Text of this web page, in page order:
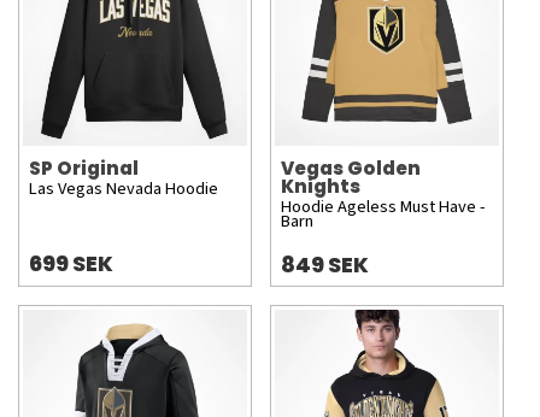
SP Original
Las Vegas Nevada Hoodie
699 SEK
Vegas Golden
Knights
Hoodie Ageless Must Have -
Barn
849 SEK